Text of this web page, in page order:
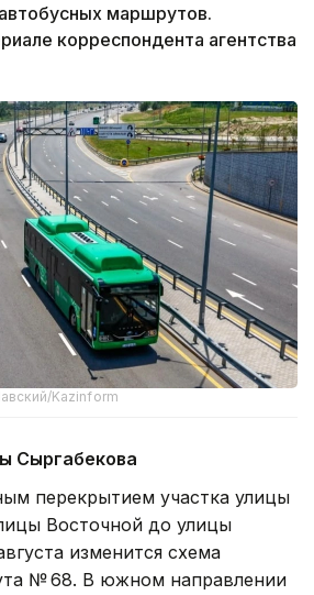
маршрутов.
корреспондента агентства
Kazinform
Сыргабекова
перекрытием участка улицы
Восточной до улицы
изменится схема
№ 68. В южном направлении